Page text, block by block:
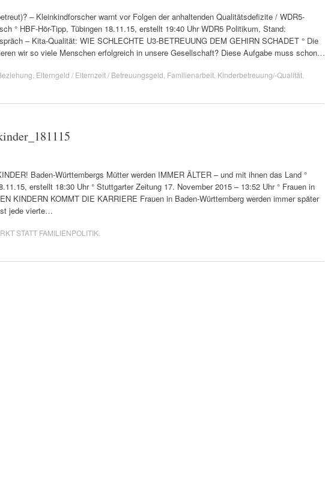
– Kleinkindforscher warnt vor Folgen der anhaltenden Qualitätsdefizite / WDR5-
° HBF-Hör-Tipp, Tübingen 18.11.15, erstellt 19:40 Uhr WDR5 Politikum, Stand:
– Kita-Qualität: WIE SCHLECHTE U3-BETREUUNG DEM GEHIRN SCHADET ° Die
wir so viele Menschen erfolgreich in unsere Gesellschaft? Diese Aufgabe muss schon…
Elterngeld / Elternzeit / Betreuungsgeld Familienarbeit Kinderbetreuung/-Qualität
Baden-Württembergs Mütter werden IMMER ÄLTER – und mit ihnen das Land °
erstellt 18:30 Uhr ° Stuttgarter Zeitung 17. November 2015 – 13:52 Uhr ° Frauen in
KINDERN KOMMT DIE KARRIERE Frauen in Baden-Württemberg werden immer später
jede vierte…
STATT FAMILIENPOLITIK